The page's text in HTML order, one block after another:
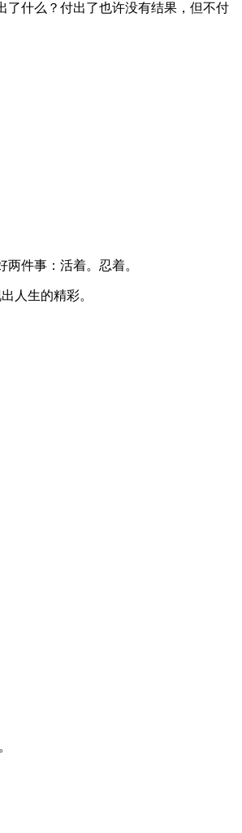
了什么？付出了也许没有结果，但不付
件事：活着。忍着。
人生的精彩。